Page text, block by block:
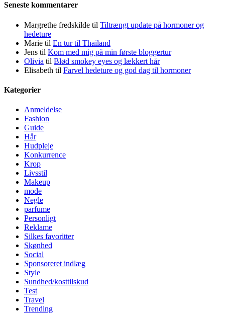
Seneste kommentarer
Margrethe fredskilde til Tiltrængt update på hormoner og
hedeture
Marie til En tur til Thailand
Jens til Kom med mig på min første bloggertur
Olivia til Blød smokey eyes og lækkert hår
Elisabeth til Farvel hedeture og god dag til hormoner
Kategorier
Anmeldelse
Fashion
Guide
Hår
Hudpleje
Konkurrence
Krop
Livsstil
Makeup
mode
Negle
parfume
Personligt
Reklame
Silkes favoritter
Skønhed
Social
Sponsoreret indlæg
Style
Sundhed/kosttilskud
Test
Travel
Trending